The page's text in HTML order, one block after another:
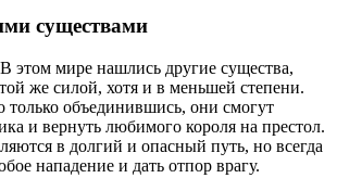
существами
этом мире нашлись другие существа,
же силой, хотя и в меньшей степени.
объединившись, они смогут
и вернуть любимого короля на престол.
в долгий и опасный путь, но всегда
нападение и дать отпор врагу.